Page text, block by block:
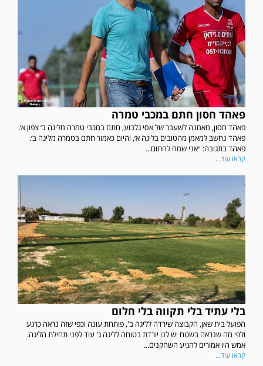
פאהד חסון חתם במכבי טמרה
פאהד חסון, מאמנה לשעבר של אסי גלבוע, חתם במכבי טמרה מליגה ב׳ צפון א׳.
פאהד נחשב למאמן מהטובים בליגה א׳, והיום כאמור חתם בטמרה מליגה ב׳.
פאהד בתגובה: ״אני שמח לחתום...
קראו עוד...
בלי עתיד בלי תקווה בלי חלום
הפועל בית שאן, הקבוצה שירדה לליגה ב', פותחת עונה וכפי שזה נראה כרגע
ולפי מה שנראה בשטח יש לנו יורדת בטוחה לליגה ג' עוד לפני תחילת הליגה.
אמש היו אמורים להגיע השחקנים...
קראו עוד...